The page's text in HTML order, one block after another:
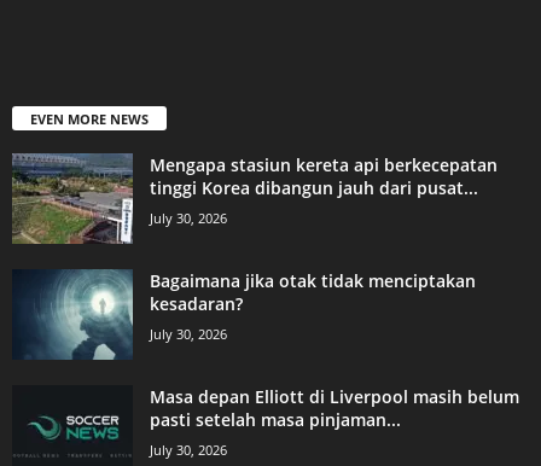
EVEN MORE NEWS
Mengapa stasiun kereta api berkecepatan
tinggi Korea dibangun jauh dari pusat...
July 30, 2026
Bagaimana jika otak tidak menciptakan
kesadaran?
July 30, 2026
Masa depan Elliott di Liverpool masih belum
pasti setelah masa pinjaman...
July 30, 2026